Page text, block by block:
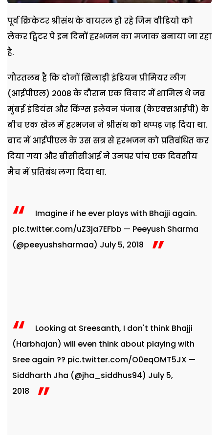
पूर्व क्रिकेटर श्रीसंथ के वायरल हो रहे जिम वीडियो को
लेकर ट्विटर पे इन दिनों हरभजन का मजाक बनाया जा रहा
है.
गौरतलब है कि दोनों खिलाड़ी इंडियन प्रीमियर लीग
(आईपीएल) 2008 के दौरान एक विवाद में शामिल थे जब
मुंबई इंडियंस और किंग्स इलेवन पंजाब (केएक्सआईपी) के
बीच एक खेल में हरभजन ने श्रीसंथ को थप्पड़ जड़ दिया था.
बाद में आईपीएल के उस सत्र से हरभजन को प्रतिबंधित कर
दिया गया और बीसीसीआई ने उनपर पांच एक दिवसीय
मैच में प्रतिबंध लगा दिया था.
Imagine if he ever plays with Bhajji again.
pic.twitter.com/uZ3ja7EFbb — Peeyush Sharma
(@peeyushsharmaa) July 5, 2018
Looking at Sreesanth, I don't think Bhajji
(Harbhajan) will even think about playing with
Sree again ?? pic.twitter.com/O0eqOMT5JX —
Siddharth Jha (@jha_siddhus94) July 5,
2018